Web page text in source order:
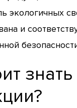
экологичных
и
знать